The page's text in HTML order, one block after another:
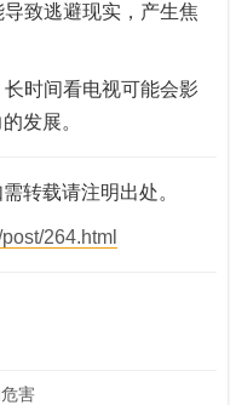
致逃避现实，产生焦
时间看电视可能会影
发展。
转载请注明出处。
264.html
害